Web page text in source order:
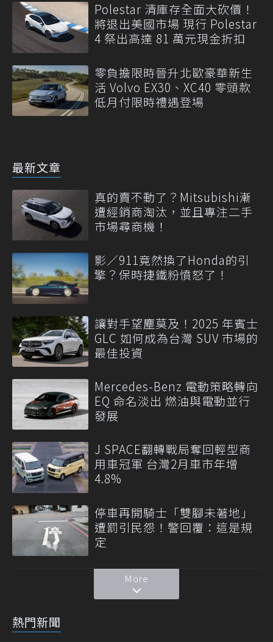
Polestar 清庫存全面大砍價！
將退出美國市場 現行 Polestar
4 祭出高達 81 萬元現金折扣
零負擔限時晉升北歐豪華新生
活 Volvo EX30、XC40 零頭款
低月付限時禮遇登場
最新文章
真的賣不動了？Mitsubishi漸
遭經銷商淘汰，並且專注二手
市場尋商機！
影／911竟然換了Honda的引
擎？保時捷鐵粉憤怒了！
讓對手望塵莫及！2025 年賓士
GLC 如何成為台灣 SUV 市場的
最佳投資
Mercedes-Benz 電動策略轉向
EQ 命名淡出 燃油與電動並行
發展
J SPACE翻轉戰局奪回輕型商
用車冠軍 台灣2月車市年增
4.8%
停車再開騎士「雙腳未著地」
遭罰引民怨！警回覆：這是規
定
More
熱門新聞